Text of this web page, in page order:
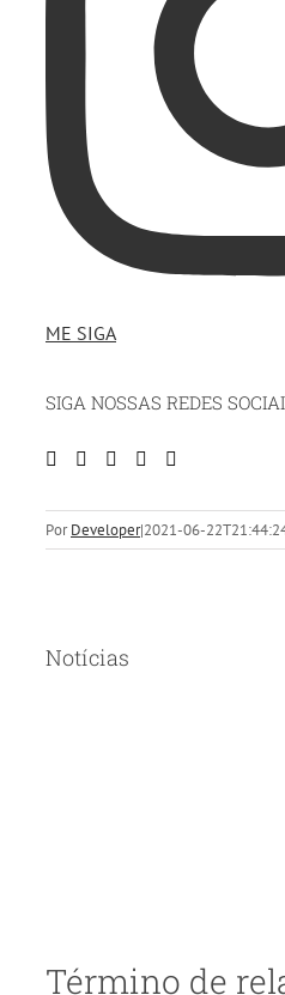
ME SIGA
SIGA NOSSAS REDES
PorDeveloper|2021-06-
Notícias
Término de